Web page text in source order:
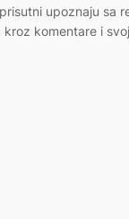
upoznaju sa
kroz komentare i